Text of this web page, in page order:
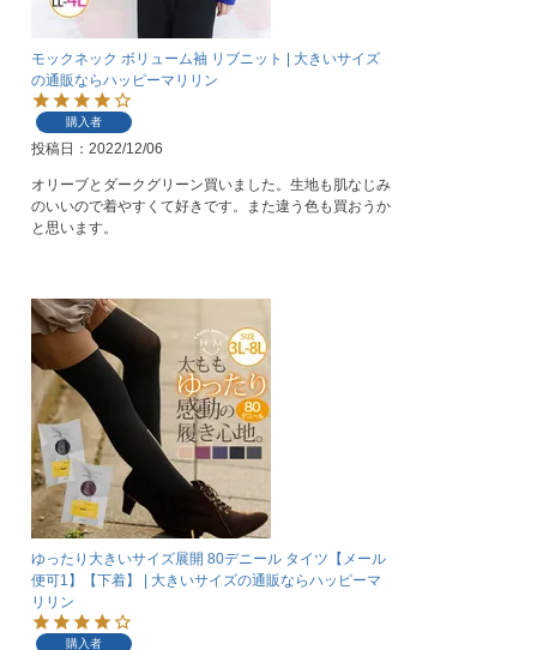
モックネック ボリューム袖 リブニット | 大きいサイズ
の通販ならハッピーマリリン
購入者
投稿日 2022/12/06
オリーブとダークグリーン買いました。生地も肌なじみ
のいいので着やすくて好きです。また違う色も買おうか
と思います。
ゆったり大きいサイズ展開 80デニール タイツ【メール
便可1】【下着】 | 大きいサイズの通販ならハッピーマ
リリン
購入者